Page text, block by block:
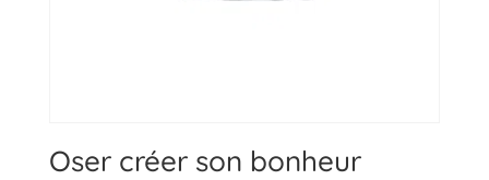
Oser créer son bonheur